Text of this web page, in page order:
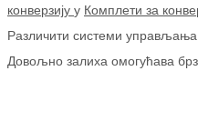
конверзију у Комплети за
Различити системи управљања
Довољно залиха омогућава